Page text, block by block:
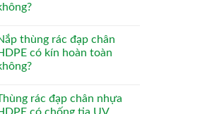
thùng rác đạp chân
có kín hoàn toàn
rác đạp chân nhựa